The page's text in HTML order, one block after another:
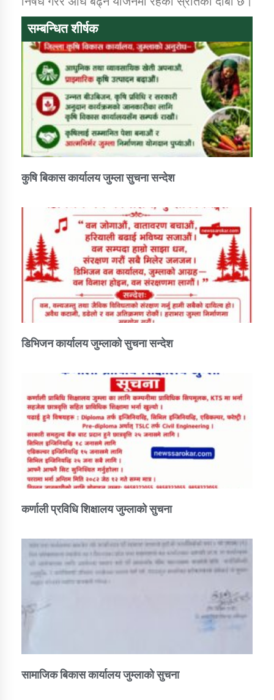
सम्बन्धित शीर्षक
कुषि बिकास कार्यालय जुम्ला सुचना सन्देश
डिभिजन कार्यालय जुम्लाको सुचना सन्देश
कर्णाली प्रविधि शिक्षालय जुम्लाको सुचना
सामाजिक बिकास कार्यालय जुम्लाकाे सुचना